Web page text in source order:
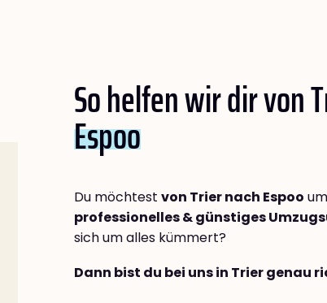
So helfen wir dir von
Espoo
Du möchtest von Trier nach Espoo
professionelles & günstiges
sich um alles kümmert?
Dann bist du bei uns in Trier genau